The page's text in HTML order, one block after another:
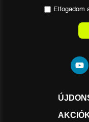
Elfogadom